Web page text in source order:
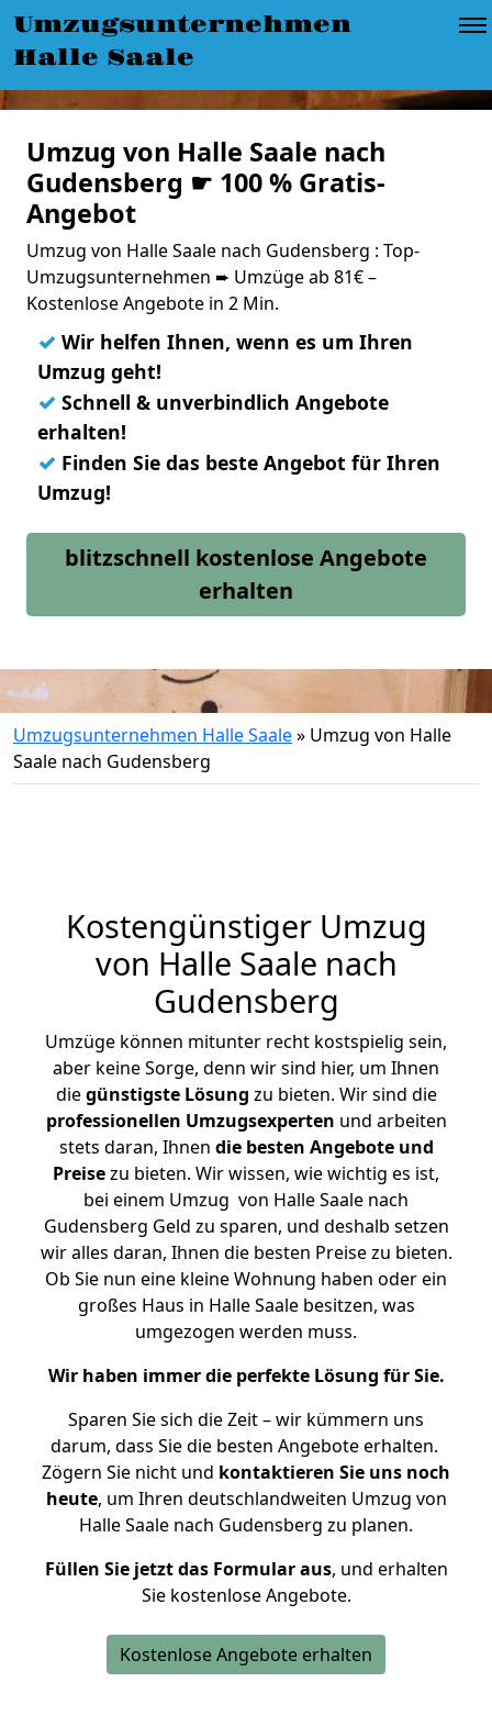
Umzugsunternehmen
Halle Saale
Umzug von Halle Saale nach
Gudensberg ☛ 100 % Gratis-
Angebot
Umzug von Halle Saale nach Gudensberg : Top-
Umzugsunternehmen ➨ Umzüge ab 81€ –
Kostenlose Angebote in 2 Min.
✓ Wir helfen Ihnen, wenn es um Ihren
Umzug geht!
✓ Schnell & unverbindlich Angebote
erhalten!
✓ Finden Sie das beste Angebot für Ihren
Umzug!
blitzschnell kostenlose Angebote
erhalten
Umzugsunternehmen Halle Saale» Umzug von Halle
Saale nach Gudensberg
Kostengünstiger Umzug
von Halle Saale nach
Gudensberg
Umzüge können mitunter recht kostspielig sein,
aber keine Sorge, denn wir sind hier, um Ihnen
diegünstigste Lösung zu bieten. Wir sind die
professionellen Umzugsexperten und arbeiten
stets daran, Ihnen die besten Angebote und
Preisezu bieten. Wir wissen, wie wichtig es ist,
bei einem Umzug von Halle Saale nach
Gudensberg Geld zu sparen, und deshalb setzen
wir alles daran, Ihnen die besten Preise zu bieten.
Ob Sie nun eine kleine Wohnung haben oder ein
großes Haus in Halle Saale besitzen, was
umgezogen werden muss.
Wir haben immer die perfekte Lösung für Sie.
Sparen Sie sich die Zeit – wir kümmern uns
darum, dass Sie die besten Angebote erhalten.
Zögern Sie nicht und kontaktieren Sie uns noch
heute, um Ihren deutschlandweiten Umzug von
Halle Saale nach Gudensberg zu planen.
Füllen Sie jetzt das Formular aus, und erhalten
Sie kostenlose Angebote.
Kostenlose Angebote erhalten